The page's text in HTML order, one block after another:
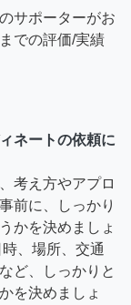
サポーターがお
での評価/実績
ネートの依頼に
考え方やアプロ
前に、しっかり
かを決めましょ
、場所、交通
ど、しっかりと
を決めましょ